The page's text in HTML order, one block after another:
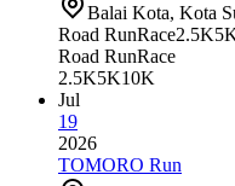
Balai Kota, Kota
Road RunRace2.5K
Road RunRace
2.5K5K10K
Jul
19
2026
TOMORO Run